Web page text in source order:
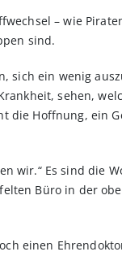
– wie
sind.
sich ein wenig
sehen,
die Hoffnung, ein
wir.“ Es sind die
Büro in der
einen